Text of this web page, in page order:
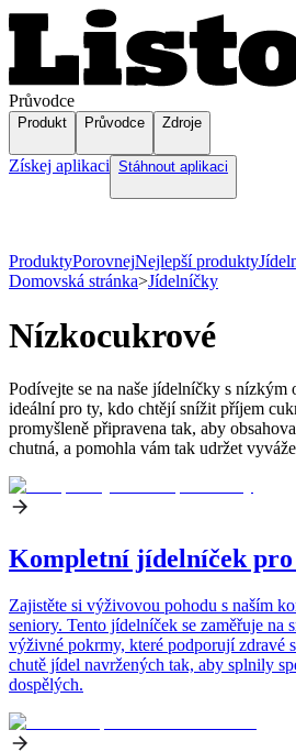
Průvodce
Produkt Průvodce Zdroje
Získej aplikaci Stáhnout aplikaci
ProduktyPorovnejNejlepší produkty
Domovská stránka>Jídelníčky
Nízkocukrové
Podívejte se na naše jídelníčky s nízkým
ideální pro ty, kdo chtějí snížit příjem
promyšleně připravena tak, aby
chutná, a pomohla vám tak udržet
Kompletní jídelníček pro
Zajistěte si výživovou pohodu s naším
seniory. Tento jídelníček se zaměřuje na
výživné pokrmy, které podporují zdravé
chutě jídel navržených tak, aby splnily
dospělých.